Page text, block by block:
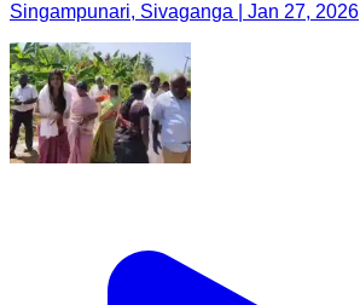
Singampunari, Sivaganga | Jan 27, 2026